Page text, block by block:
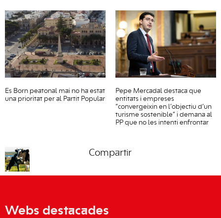
Es Born peatonal mai no ha estat
una prioritat per al Partit Popular
Pepe Mercadal destaca que
entitats i empreses
“convergeixin en l’objectiu d’un
turisme sostenible” i demana al
PP que no les intenti enfrontar
Compartir
Webs destacades